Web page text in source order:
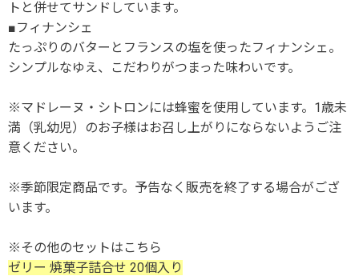
トと併せてサンドしています。
■フィナンシェ
たっぷりのバターとフランスの塩を使ったフィナンシェ。
シンプルなゆえ、こだわりがつまった味わいです。
※マドレーヌ・シトロンには蜂蜜を使用しています。1歳未
満（乳幼児）のお子様はお召し上がりにならないようご注
意ください。
※季節限定商品です。予告なく販売を終了する場合がござ
います。
※その他のセットはこちら
ゼリー 焼菓子詰合せ 20個入り